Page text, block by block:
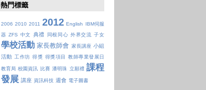
熱門標籤
2006 2010 2011 2012 English
IBM伺服
器 ZFS 中文 典禮 同根同心 外界交流 子女
學校活動 家長教師會 家長講座 小組
活動 工作坊 得獎 得獎項目 教師專業發展日
教育局 校園資訊 比賽 潘明珠 立願禮 課程
發展 講座 資訊科技 週會 電子圖書